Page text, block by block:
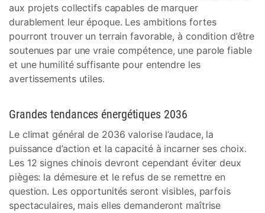
aux projets collectifs capables de marquer
durablement leur époque. Les ambitions fortes
pourront trouver un terrain favorable, à condition d’être
soutenues par une vraie compétence, une parole fiable
et une humilité suffisante pour entendre les
avertissements utiles.
Grandes tendances énergétiques 2036
Le climat général de 2036 valorise l’audace, la
puissance d’action et la capacité à incarner ses choix.
Les 12 signes chinois devront cependant éviter deux
pièges: la démesure et le refus de se remettre en
question. Les opportunités seront visibles, parfois
spectaculaires, mais elles demanderont maîtrise